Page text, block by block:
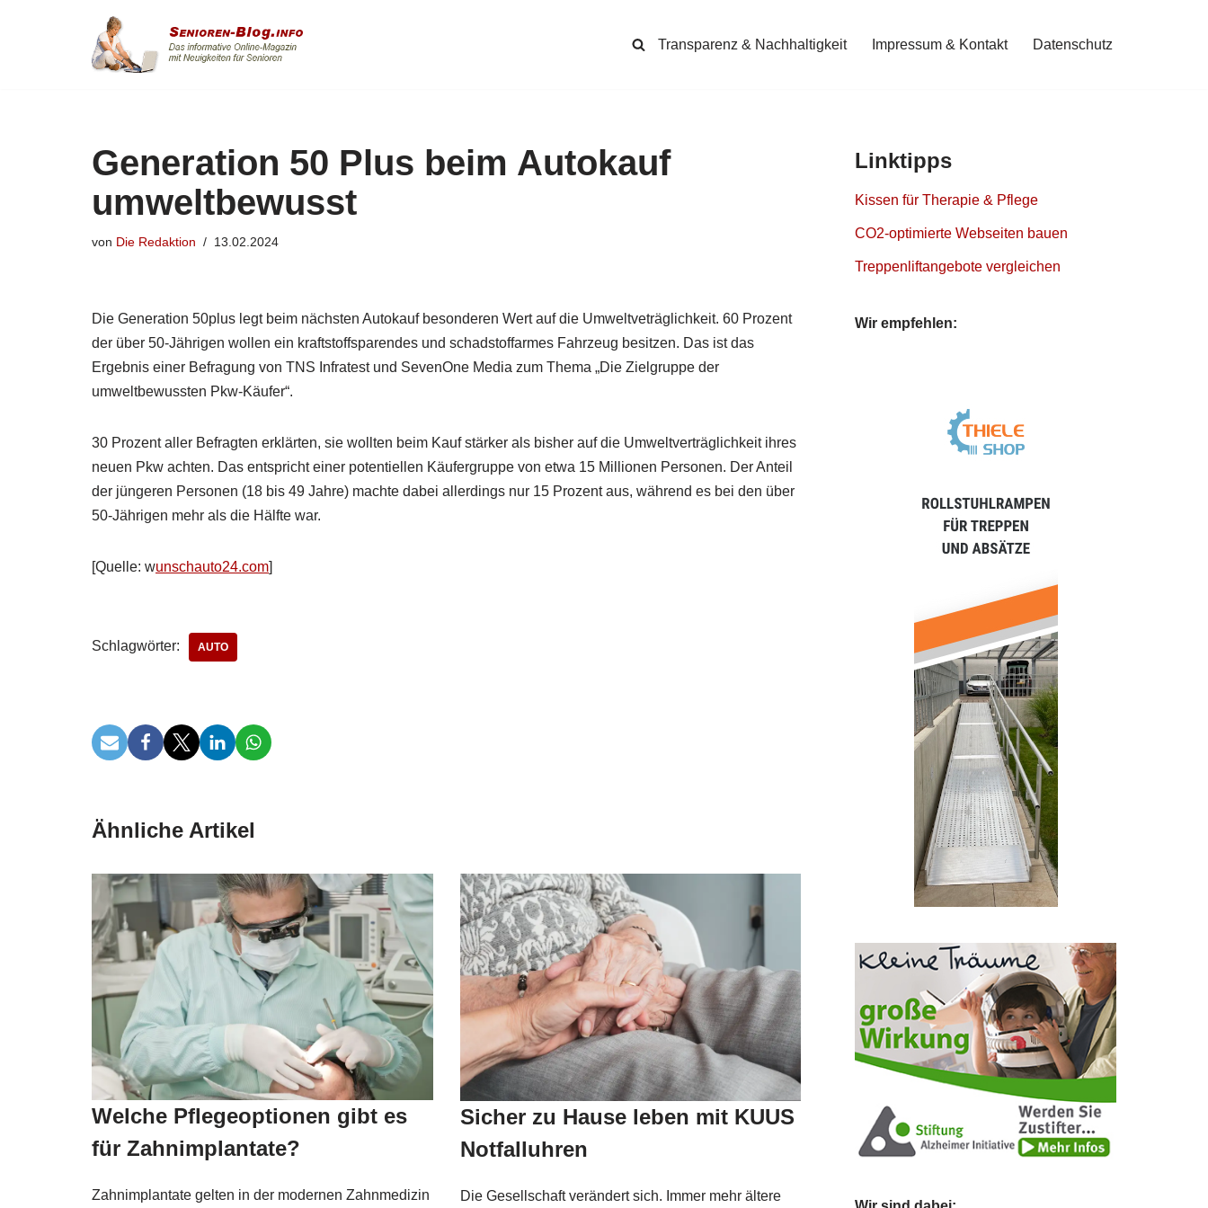
Transparenz & Nachhaltigkeit Impressum & Kontakt Datenschutz
Generation 50 Plus beim Autokauf
umweltbewusst
von Die Redaktion 13.02.2024
Die Generation 50plus legt beim nächsten Autokauf besonderen Wert auf die Umweltveträglichkeit. 60 Prozent
der über 50-Jährigen wollen ein kraftstoffsparendes und schadstoffarmes Fahrzeug besitzen. Das ist das
Ergebnis einer Befragung von TNS Infratest und SevenOne Media zum Thema „Die Zielgruppe der
umweltbewussten Pkw-Käufer“.
30 Prozent aller Befragten erklärten, sie wollten beim Kauf stärker als bisher auf die Umweltverträglichkeit ihres
neuen Pkw achten. Das entspricht einer potentiellen Käufergruppe von etwa 15 Millionen Personen. Der Anteil
der jüngeren Personen (18 bis 49 Jahre) machte dabei allerdings nur 15 Prozent aus, während es bei den über
50-Jährigen mehr als die Hälfte war.
[Quelle: wunschauto24.com]
Schlagwörter: AUTO
Ähnliche Artikel
Welche Pflegeoptionen gibt es
für Zahnimplantate?
Zahnimplantate gelten in der modernen Zahnmedizin
Sicher zu Hause leben mit KUUS
Notfalluhren
Die Gesellschaft verändert sich. Immer mehr ältere
Linktipps
Kissen für Therapie & Pflege
CO2-optimierte Webseiten bauen
Treppenliftangebote vergleichen
Wir empfehlen: